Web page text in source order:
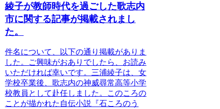
綾子が教師時代を過ごした歌志内
市に関する記事が掲載されまし
た。
件名について、以下の通り掲載がありま
した。ご興味がおありでしたら、お読み
いただければ幸いです。三浦綾子は、女
学校卒業後、歌志内の神威尋常高等小学
校教員として赴任しました。このころの
ことが描かれた自伝小説『石ころのう